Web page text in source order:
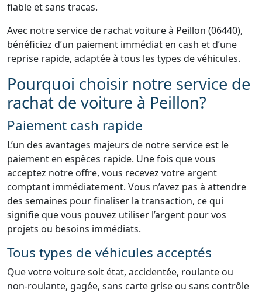
fiable et sans tracas.
Avec notre service de rachat voiture à Peillon (06440),
bénéficiez d’un paiement immédiat en cash et d’une
reprise rapide, adaptée à tous les types de véhicules.
Pourquoi choisir notre service de
rachat de voiture à Peillon?
Paiement cash rapide
L’un des avantages majeurs de notre service est le
paiement en espèces rapide. Une fois que vous
acceptez notre offre, vous recevez votre argent
comptant immédiatement. Vous n’avez pas à attendre
des semaines pour finaliser la transaction, ce qui
signifie que vous pouvez utiliser l’argent pour vos
projets ou besoins immédiats.
Tous types de véhicules acceptés
Que votre voiture soit état, accidentée, roulante ou
non-roulante, gagée, sans carte grise ou sans contrôle